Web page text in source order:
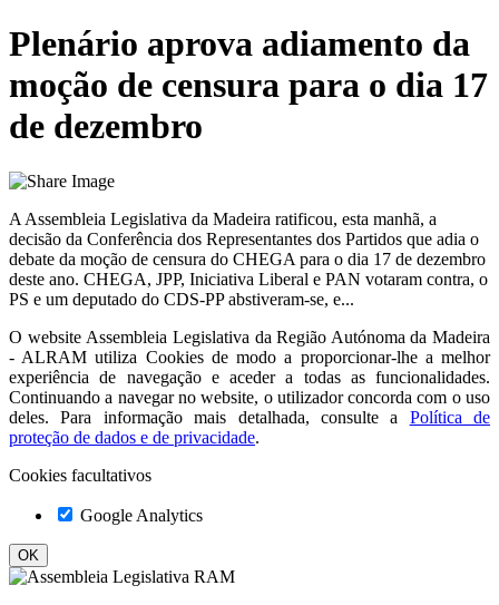
Plenário aprova adiamento da
moção de censura para o dia 17
de dezembro
A Assembleia Legislativa da Madeira ratificou, esta manhã, a
decisão da Conferência dos Representantes dos Partidos que adia o
debate da moção de censura do CHEGA para o dia 17 de dezembro
deste ano. CHEGA, JPP, Iniciativa Liberal e PAN votaram contra, o
PS e um deputado do CDS-PP abstiveram-se, e...
O website Assembleia Legislativa da Região Autónoma da Madeira
- ALRAM utiliza Cookies de modo a proporcionar-lhe a melhor
experiência de navegação e aceder a todas as funcionalidades.
Continuando a navegar no website, o utilizador concorda com o uso
deles. Para informação mais detalhada, consulte a
Política de
proteção de dados e de privacidade.
Cookies facultativos
Google Analytics